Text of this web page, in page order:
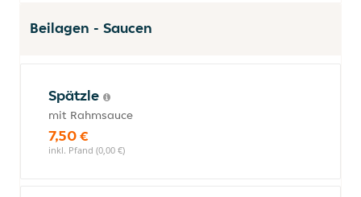
Beilagen - Saucen
Spätzle
mit Rahmsauce
7,50 €
inkl. Pfand (0,00 €)